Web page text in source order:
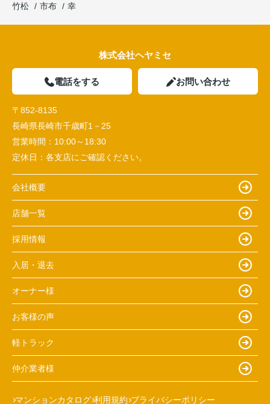
竹松
市布 幸
株式会社ヘヤミセ
電話をする お問い合わせ
〒852-8135
長崎県長崎市千歳町1－25
営業時間： 10:00～18:30
定休日： 各支店にご確認ください。
会社概要
店舗一覧
採用情報
入居・退去
オーナー様
お客様の声
軽トラック
仲介業者様
マンションカタログ 利用規約 プライバシーポリシー